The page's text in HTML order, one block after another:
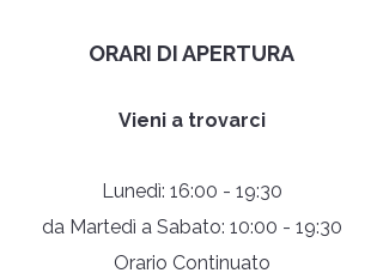
ORARI DI APERTURA
Vieni a trovarci
Lunedì: 16:00 - 19:30
da Martedì a Sabato: 10:00 - 19:30
Orario Continuato